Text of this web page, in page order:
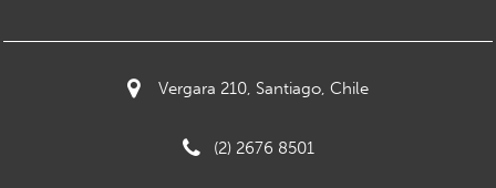
Vergara 210, Santiago, Chile
(2) 2676 8501